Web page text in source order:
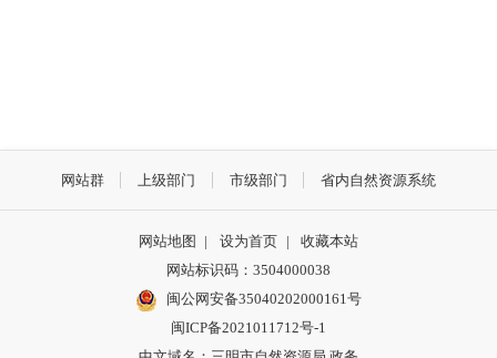
网站群 上级部门 市级部门 省内自然资源系统
网站地图 | 设为首页 |
收藏本站
网站标识码：3504000038
闽公网安备35040202000161号
闽ICP备2021011712号-1